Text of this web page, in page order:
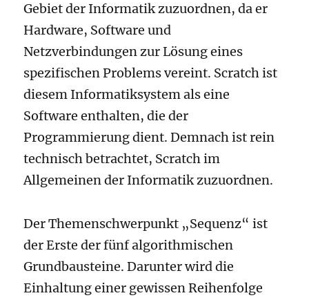
Gebiet der Informatik zuzuordnen, da er
Hardware, Software und
Netzverbindungen zur Lösung eines
spezifischen Problems vereint. Scratch ist
diesem Informatiksystem als eine
Software enthalten, die der
Programmierung dient. Demnach ist rein
technisch betrachtet, Scratch im
Allgemeinen der Informatik zuzuordnen.
Der Themenschwerpunkt „Sequenz“ ist
der Erste der fünf algorithmischen
Grundbausteine. Darunter wird die
Einhaltung einer gewissen Reihenfolge